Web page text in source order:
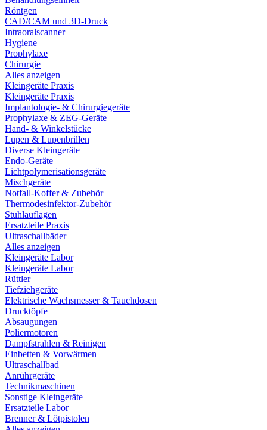
Röntgen
CAD/CAM und 3D-Druck
Intraoralscanner
Hygiene
Prophylaxe
Chirurgie
Alles anzeigen
Kleingeräte Praxis
Kleingeräte Praxis
Implantologie- & Chirurgiegeräte
Prophylaxe & ZEG-Geräte
Hand- & Winkelstücke
Lupen & Lupenbrillen
Diverse Kleingeräte
Endo-Geräte
Lichtpolymerisationsgeräte
Mischgeräte
Notfall-Koffer & Zubehör
Thermodesinfektor-Zubehör
Stuhlauflagen
Ersatzteile Praxis
Ultraschallbäder
Alles anzeigen
Kleingeräte Labor
Kleingeräte Labor
Rüttler
Tiefziehgeräte
Elektrische Wachsmesser & Tauchdosen
Drucktöpfe
Absaugungen
Poliermotoren
Dampfstrahlen & Reinigen
Einbetten & Vorwärmen
Ultraschallbad
Anrührgeräte
Technikmaschinen
Sonstige Kleingeräte
Ersatzteile Labor
Brenner & Lötpistolen